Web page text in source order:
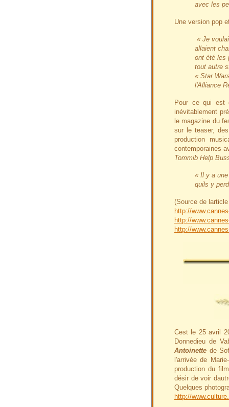
avec les
Une version pop
« Je
allaient
ont été les
tout autre
« Star
l'Alliance
Pour ce qui est
inévitablement
le magazine du
sur le teaser,
production
contemporaines
Tommib Help
« Il y a
quils y
(Source de
http://
http://
http://
Cest le 25 avril
Donnedieu de
Antoinette de
l'arrivée de
production du
désir de voir
Quelques
http://